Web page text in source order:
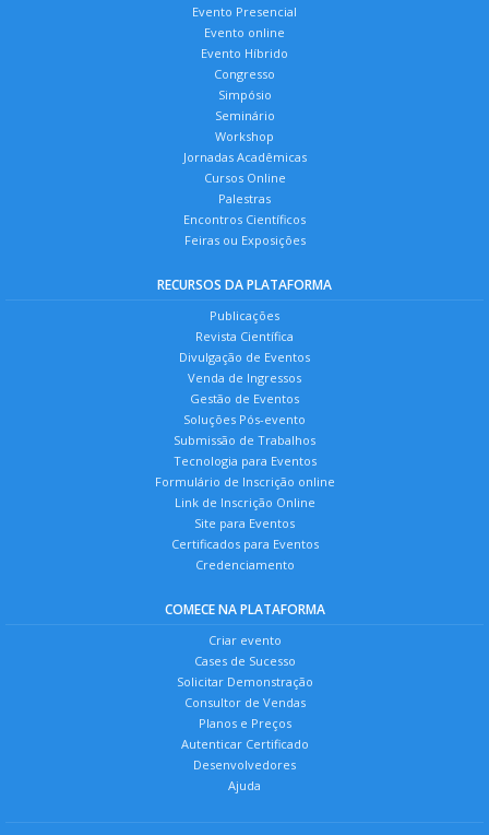
Evento Presencial
Evento online
Evento Híbrido
Congresso
Simpósio
Seminário
Workshop
Jornadas Acadêmicas
Cursos Online
Palestras
Encontros Científicos
Feiras ou Exposições
RECURSOS DA PLATAFORMA
Publicações
Revista Científica
Divulgação de Eventos
Venda de Ingressos
Gestão de Eventos
Soluções Pós-evento
Submissão de Trabalhos
Tecnologia para Eventos
Formulário de Inscrição online
Link de Inscrição Online
Site para Eventos
Certificados para Eventos
Credenciamento
COMECE NA PLATAFORMA
Criar evento
Cases de Sucesso
Solicitar Demonstração
Consultor de Vendas
Planos e Preços
Autenticar Certificado
Desenvolvedores
Ajuda